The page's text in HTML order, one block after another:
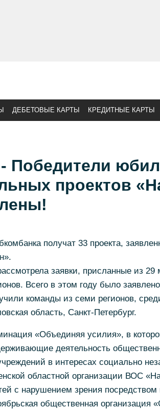
ДЕБЕТОВЫЕ КАРТЫ КРЕДИТНЫЕ КАРТЫ
Победители
проектов
получат 33 проекта,
заявки, присланные из
Всего в этом году было
команды из семи регионов,
область, Санкт-Петербург.
«Объединяя усилия», в
деятельность
в интересах социально
областной организации ВОС
с нарушением зрения посредством
общественная организация